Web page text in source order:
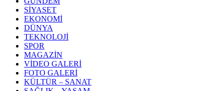
SİYASET
EKONOMİ
DÜNYA
TEKNOLOJİ
SPOR
MAGAZİN
VİDEO GALERİ
FOTO GALERİ
KÜLTÜR – SANAT